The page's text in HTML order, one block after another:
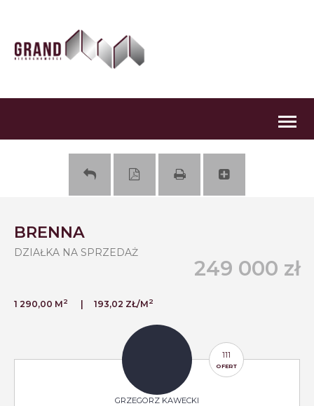
BRENNA
DZIAŁKA NA SPRZEDAŻ
1 290,00 M2 193,02 ZŁ/M2
249 000 zł
111
OFERT
GRZEGORZ KAWECKI